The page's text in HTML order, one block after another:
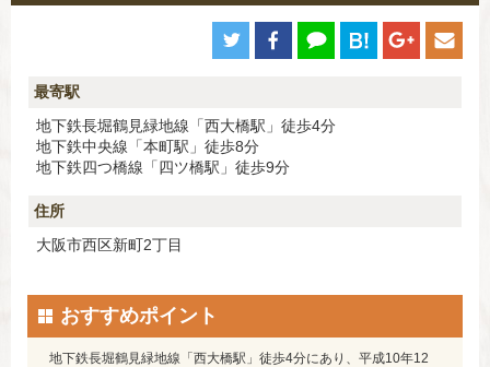
最寄駅
地下鉄長堀鶴見緑地線「西大橋駅」徒歩4分
地下鉄中央線「本町駅」徒歩8分
地下鉄四つ橋線「四ツ橋駅」徒歩9分
住所
大阪市西区新町2丁目
おすすめポイント
地下鉄長堀鶴見緑地線「西大橋駅」徒歩4分にあり、平成10年12